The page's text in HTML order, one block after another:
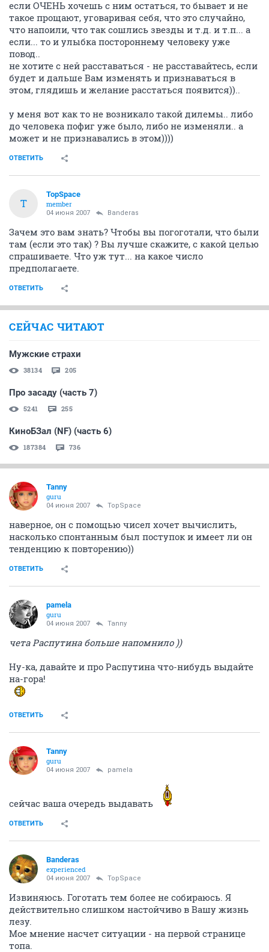
если ОЧЕНЬ хочешь с ним остаться, то бывает и не
такое прощают, уговаривая себя, что это случайно,
что напоили, что так сошлись звезды и т.д. и т.п... а
если... то и улыбка постороннему человеку уже
повод..
не хотите с ней расставаться - не расставайтесь, если
будет и дальше Вам изменять и признаваться в
этом, глядишь и желание расстаться появится))..
у меня вот как то не возникало такой дилемы.. либо
до человека пофиг уже было, либо не изменяли.. а
может и не признавались в этом))))
ОТВЕТИТЬ
T
TopSpace
member
04 июня 2007 Banderas
Зачем это вам знать? Чтобы вы погоготали, что были
там (если это так) ? Вы лучше скажите, с какой целью
спрашиваете. Что уж тут... на какое число
предполагаете.
ОТВЕТИТЬ
СЕЙЧАС ЧИТАЮТ
Мужские страхи
38134 205
Про засаду (часть 7)
5241 255
КиноБЗал (NF) (часть 6)
187384 736
Tanny
guru
04 июня 2007 TopSpace
наверное, он с помощью чисел хочет вычислить,
насколько спонтанным был поступок и имеет ли он
тенденцию к повторению))
ОТВЕТИТЬ
pamela
guru
04 июня 2007 Tanny
чета Распутина больше напомнило ))
Ну-ка, давайте и про Распутина что-нибудь выдайте
на-гора!
ОТВЕТИТЬ
Tanny
guru
04 июня 2007 pamela
сейчас ваша очередь выдавать
ОТВЕТИТЬ
Banderas
experienced
04 июня 2007 TopSpace
Извиняюсь. Гоготать тем более не собираюсь. Я
действительно слишком настойчиво в Вашу жизнь
лезу.
Мое мнение насчет ситуации - на первой странице
топа.